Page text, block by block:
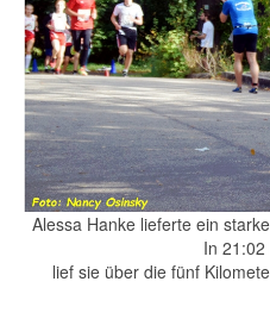
Alessa Hanke lieferte ein
In
lief sie über die fünf